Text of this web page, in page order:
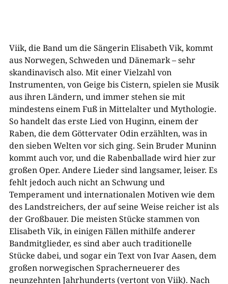
Viik, die Band um die Sängerin Elisabeth Vik, kommt
aus Norwegen, Schweden und Dänemark – sehr
skandinavisch also. Mit einer Vielzahl von
Instrumenten, von Geige bis Cistern, spielen sie Musik
aus ihren Ländern, und immer stehen sie mit
mindestens einem Fuß in Mittelalter und Mythologie.
So handelt das erste Lied von Huginn, einem der
Raben, die dem Göttervater Odin erzählten, was in
den sieben Welten vor sich ging. Sein Bruder Muninn
kommt auch vor, und die Rabenballade wird hier zur
großen Oper. Andere Lieder sind langsamer, leiser. Es
fehlt jedoch auch nicht an Schwung und
Temperament und internationalen Motiven wie dem
des Landstreichers, der auf seine Weise reicher ist als
der Großbauer. Die meisten Stücke stammen von
Elisabeth Vik, in einigen Fällen mithilfe anderer
Bandmitglieder, es sind aber auch traditionelle
Stücke dabei, und sogar ein Text von Ivar Aasen, dem
großen norwegischen Spracherneuerer des
neunzehnten Jahrhunderts (vertont von Viik). Nach